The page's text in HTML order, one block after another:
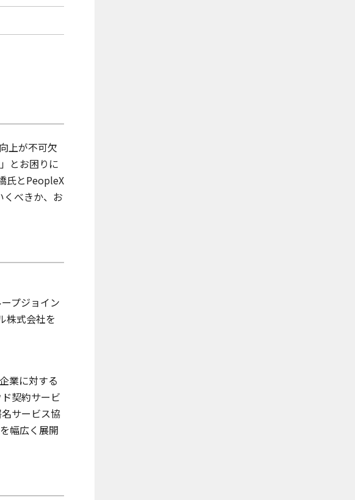
上が不可欠
とお困りに
氏とPeopleX
くべきか、お
プジョイン
株式会社を
業に対する
契約サービ
サービス協
幅広く展開